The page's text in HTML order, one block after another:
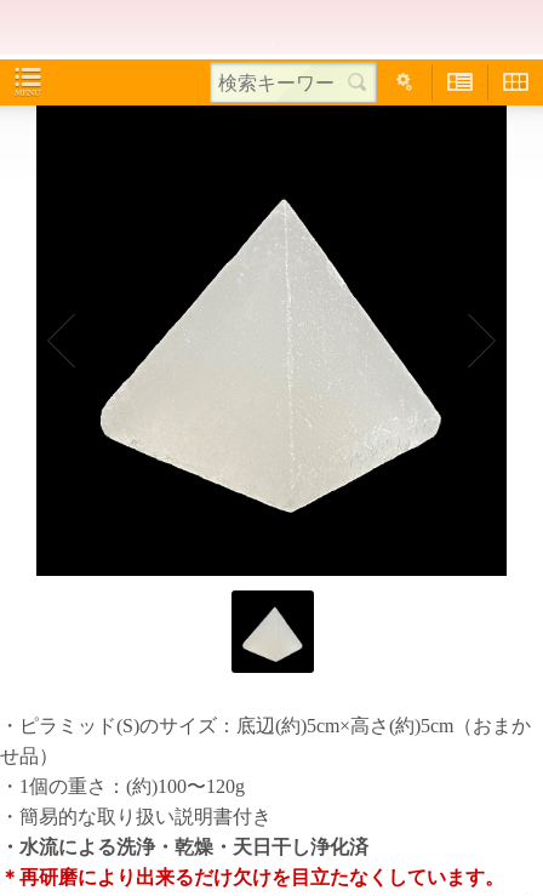
・ピラミッド(S)のサイズ：底辺(約)5cm×高さ(約)5cm（おまか
せ品）
・1個の重さ：(約)100〜120g
・簡易的な取り扱い説明書付き
・水流による洗浄・乾燥・天日干し浄化済
＊再研磨により出来るだけ欠けを目立たなくしています。